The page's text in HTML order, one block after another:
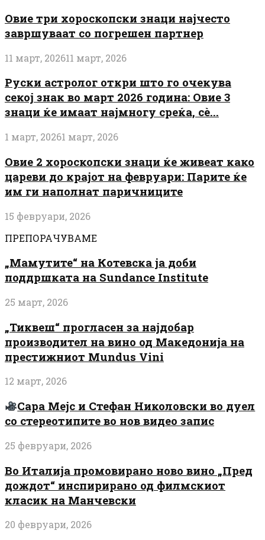
Овие три хороскопски знаци најчесто
завршуваат со погрешен партнер
11 март, 202611 март, 2026
Руски астролог откри што го очекува
секој знак во март 2026 година: Овие 3
знаци ќе имаат најмногу среќа, сè...
1 март, 20261 март, 2026
Овие 2 хороскопски знаци ќе живеат како
цареви до крајот на февруари: Парите ќе
им ги наполнат паричниците
15 февруари, 2026
ПРЕПОРАЧУВАМЕ
„Мамутите“ на Котевска ја доби
поддршката на Sundance Institute
25 март, 2026
„Тиквеш“ прогласен за најдобар
производител на вино од Македонија на
престижниот Mundus Vini
12 март, 2026
Сара Мејс и Стефан Николовски во дуел
со стереотипите во нов видео запис
25 февруари, 2026
Во Италија промовирано ново вино „Пред
дождот“ инспирирано од филмскиот
класик на Манчевски
20 февруари, 2026